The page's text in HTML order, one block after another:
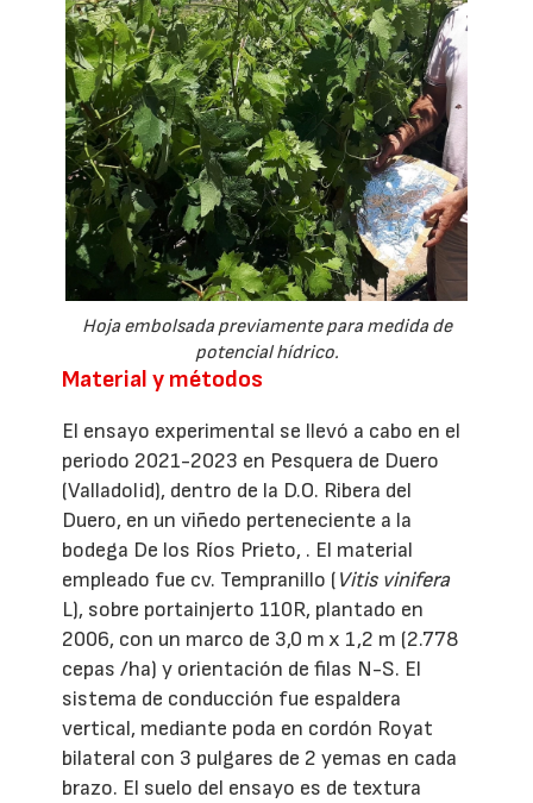
Hoja embolsada previamente para medida de
potencial hídrico.
Material y métodos
El ensayo experimental se llevó a cabo en el
periodo 2021-2023 en Pesquera de Duero
(Valladolid), dentro de la D.O. Ribera del
Duero, en un viñedo perteneciente a la
bodega De los Ríos Prieto, . El material
empleado fue cv. Tempranillo (Vitis vinifera
L), sobre portainjerto 110R, plantado en
2006, con un marco de 3,0 m x 1,2 m (2.778
cepas /ha) y orientación de filas N-S. El
sistema de conducción fue espaldera
vertical, mediante poda en cordón Royat
bilateral con 3 pulgares de 2 yemas en cada
brazo. El suelo del ensayo es de textura